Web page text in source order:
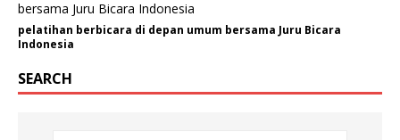
O
r
g
a
n
pelatihan berbicara di depan umum bersama Juru Bicara
Indonesia
SEARCH